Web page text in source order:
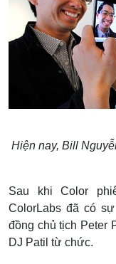
Hiện nay, Bill
Sau khi Color
ColorLabs đã có
đồng chủ tịch Peter
DJ Patil từ chức.